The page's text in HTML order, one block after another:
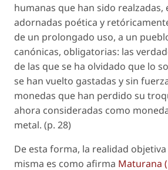
humanas que han sido realzadas,
adornadas poética y
de un prolongado uso, a un
canónicas, obligatorias: las
de las que se ha olvidado que lo
se han vuelto gastadas y sin
monedas que han perdido su
ahora consideradas como
metal. (p. 28)
De esta forma, la realidad
misma es como afirma Maturana